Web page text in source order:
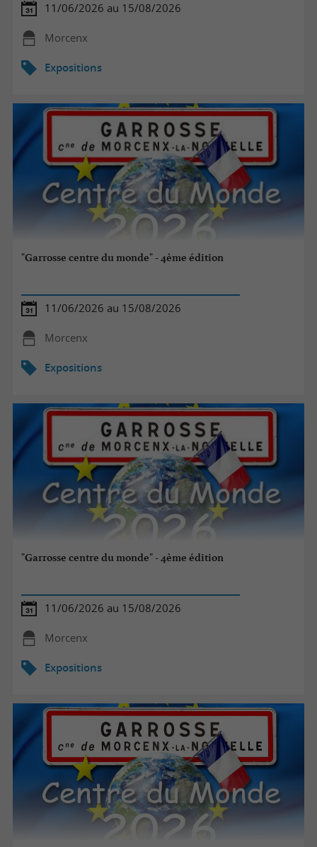
11/06/2026 au 15/08/2026
Morcenx
Expositions
"Garrosse centre du monde" - 4ème édition
11/06/2026 au 15/08/2026
Morcenx
Expositions
"Garrosse centre du monde" - 4ème édition
11/06/2026 au 15/08/2026
Morcenx
Expositions